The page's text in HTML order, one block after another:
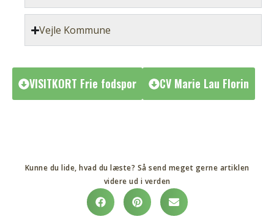
Vejle Kommune
VISITKORT Frie fodspor CV Marie Lau Florin
Kunne du lide, hvad du læste? Så send meget gerne artiklen
videre ud i verden